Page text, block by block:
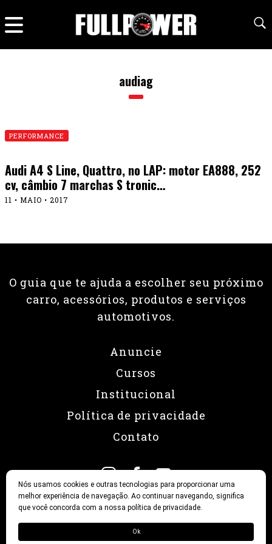
audiag
PERFORMANCE
Audi A4 S Line, Quattro, no LAP: motor EA888, 252
cv, câmbio 7 marchas S tronic…
11 • MAIO • 2017
O guia que te ajuda a escolher seu próximo
carro, acessórios, produtos e serviços
automotivos.
Anuncie
Cursos
Institucional
Política de privacidade
Contato
Nós usamos cookies e outras tecnologias para proporcionar uma
melhor experiência de navegação. Ao continuar navegando, significa
que você concorda com a nossa política de privacidade.
Ok